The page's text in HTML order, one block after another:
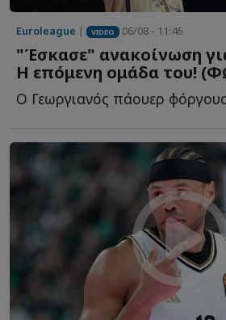
Euroleague | VIDEO 06/08 - 11:46
"Έσκασε" ανακοίνωση
Η επόμενη ομάδα του!